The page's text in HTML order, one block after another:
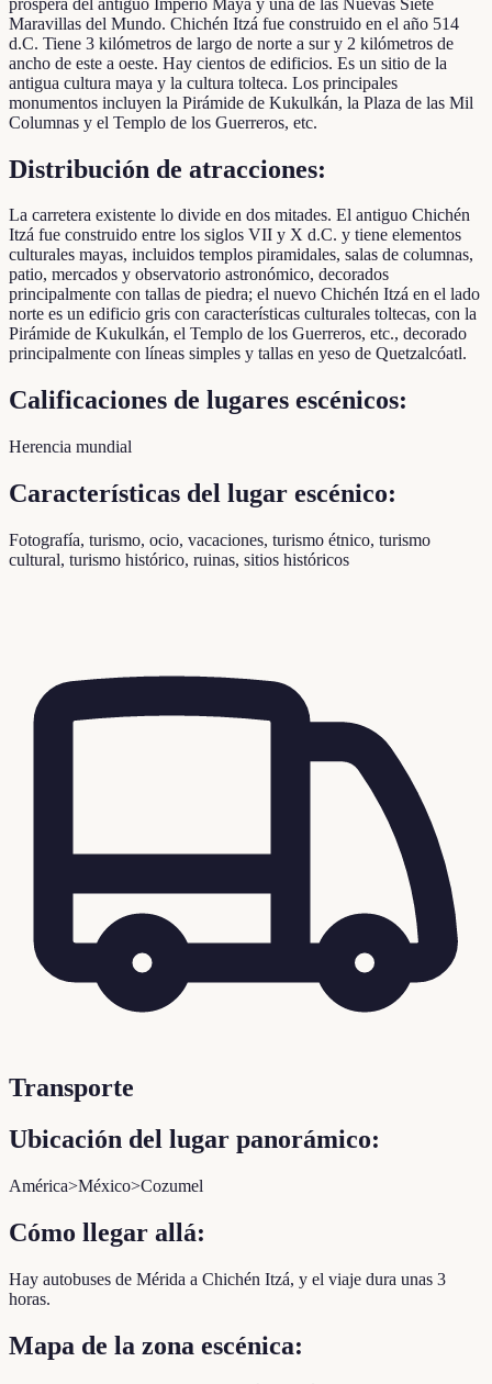
Maravillas del Mundo. Chichén Itzá fue construido en el año 514
d.C. Tiene 3 kilómetros de largo de norte a sur y 2 kilómetros de
ancho de este a oeste. Hay cientos de edificios. Es un sitio de la
antigua cultura maya y la cultura tolteca. Los principales
monumentos incluyen la Pirámide de Kukulkán, la Plaza de las Mil
Columnas y el Templo de los Guerreros, etc.
Distribución de atracciones:
La carretera existente lo divide en dos mitades. El antiguo Chichén
Itzá fue construido entre los siglos VII y X d.C. y tiene elementos
culturales mayas, incluidos templos piramidales, salas de columnas,
patio, mercados y observatorio astronómico, decorados
principalmente con tallas de piedra; el nuevo Chichén Itzá en el lado
norte es un edificio gris con características culturales toltecas, con la
Pirámide de Kukulkán, el Templo de los Guerreros, etc., decorado
principalmente con líneas simples y tallas en yeso de Quetzalcóatl.
Calificaciones de lugares escénicos:
Herencia mundial
Características del lugar escénico:
Fotografía, turismo, ocio, vacaciones, turismo étnico, turismo
cultural, turismo histórico, ruinas, sitios históricos
Transporte
Ubicación del lugar panorámico:
América>México>Cozumel
Cómo llegar allá:
Hay autobuses de Mérida a Chichén Itzá, y el viaje dura unas 3
horas.
Mapa de la zona escénica: